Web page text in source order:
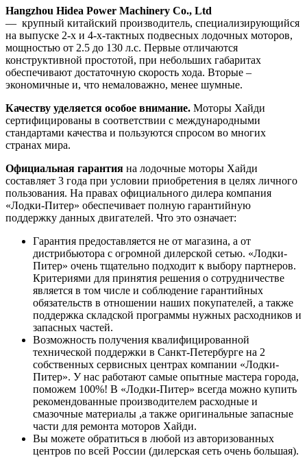
Hangzhou Hidea Power Machinery Co., Ltd
— крупный китайский производитель, специализирующийся
на выпуске 2-х и 4-х-тактных подвесных лодочных моторов,
мощностью от 2.5 до 130 л.с. Первые отличаются
конструктивной простотой, при небольших габаритах
обеспечивают достаточную скорость хода. Вторые –
экономичные и, что немаловажно, менее шумные.
Качеству уделяется особое внимание. Моторы Хайди
сертифицированы в соответствии с международными
стандартами качества и пользуются спросом во многих
странах мира.
Официальная гарантия на лодочные моторы Хайди
составляет 3 года при условии приобретения в целях личного
пользования. На правах официального дилера компания
«Лодки-Питер» обеспечивает полную гарантийную
поддержку данных двигателей. Что это означает:
Гарантия предоставляется не от магазина, а от
дистрибьютора с огромной дилерской сетью. «Лодки-
Питер» очень тщательно подходит к выбору партнеров.
Критериями для принятия решения о сотрудничестве
является в том числе и соблюдение гарантийных
обязательств в отношении наших покупателей, а также
поддержка складской программы нужных расходников и
запасных частей.
Возможность получения квалифицированной
технической поддержки в Санкт-Петербурге на 2
собственных сервисных центрах компании «Лодки-
Питер». У нас работают самые опытные мастера города,
поможем 100%! В «Лодки-Питер» всегда можно купить
рекомендованные производителем расходные и
смазочные материалы ,а также оригинальные запасные
части для ремонта моторов Хайди.
Вы можете обратиться в любой из авторизованных
центров по всей России (дилерская сеть очень большая).